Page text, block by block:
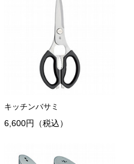
キッチンバサミ
6,600円（税込）